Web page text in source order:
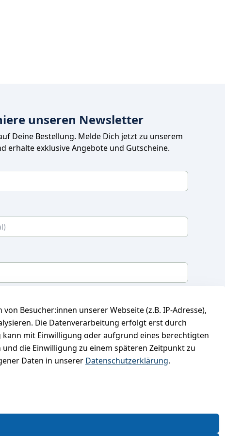
Besucher:innen unserer Webseite (z.B. IP-Adresse),
Die Datenverarbeitung erfolgt erst durch
mit Einwilligung oder aufgrund eines berechtigten
die Einwilligung zu einem späteren Zeitpunkt zu
Daten in unserer Datenschutzerklärung.
unseren Newsletter
Deine Bestellung. Melde Dich jetzt zu unserem
erhalte exklusive Angebote und Gutscheine.
dass ich die
meine Einwilligung jederzeit widerrufen.**
Newsletter abonnieren
** markierte Felder sind erforderlich